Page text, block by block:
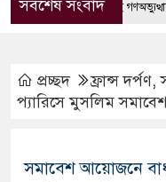
সর্বশেষ সংবাদজুলাই গণঅভ্যুত্থানের ২য়
প্রচ্ছদ ফ্রান্স দর্পণ,
প্যারিসে মুসলিম
সমাবেশ আয়োজনে